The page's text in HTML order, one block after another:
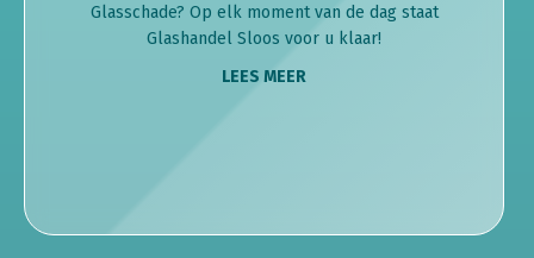
Glasschade? Op elk moment van de dag staat
Glashandel Sloos voor u klaar!
LEES MEER